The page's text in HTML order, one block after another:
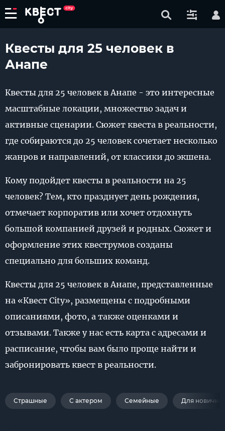
Квесты для 25 человек в
Анапе
Квесты для 25 человек в Анапе - это интересные
масштабные локации, множество задач и
активные сценарии. Сюжет квеста в реальности,
где собираются до 25 человек сочетает несколько
жанров и направлений, от классики до экшена.
Кому подойдет квесты в реальности на 25
человек? Тем, кто празднует день рождения,
отмечает корпоратив или хочет отдохнуть
большой компанией друзей и родных. Сюжет и
оформление этих квеструмов созданы
специально для больших команд.
Квесты для 25 человек в Анапе, представленные
на «Квест City», размещены с подробными
описаниями, фото, а также оценками и
отзывами. Также у нас есть карта с адресами и
расписание, чтобы вам было проще найти и
забронировать квест в реальности.
Страшные С актером Семейные Для новичков